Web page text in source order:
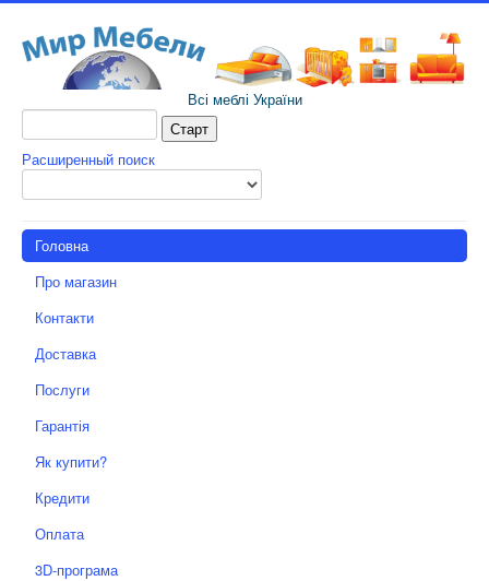
Всі меблі України
Расширенный поиск
Головна
Про магазин
Контакти
Доставка
Послуги
Гарантія
Як купити?
Кредити
Оплата
3D-програма